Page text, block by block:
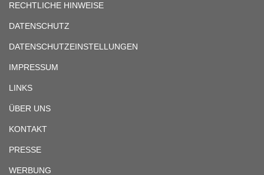
RECHTLICHE HINWEISE
DATENSCHUTZ
DATENSCHUTZEINSTELLUNGEN
IMPRESSUM
LINKS
ÜBER UNS
KONTAKT
PRESSE
WERBUNG